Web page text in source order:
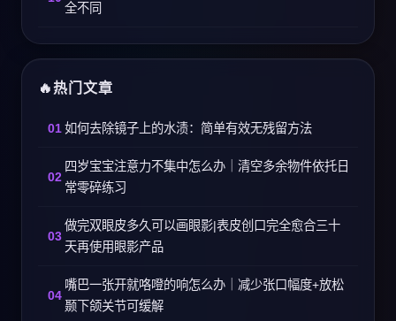
全不同
热门文章
如何去除镜子上的水渍：简单有效无残留方法
四岁宝宝注意力不集中怎么办｜清空多余物件依托日
常零碎练习
做完双眼皮多久可以画眼影|表皮创口完全愈合三十
天再使用眼影产品
嘴巴一张开就咯噔的响怎么办｜减少张口幅度+放松
颞下颌关节可缓解